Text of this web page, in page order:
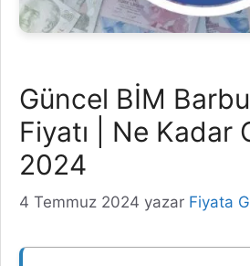
Güncel BİM
Fiyatı | Ne Kadar
2024
4 Temmuz 2024 yazar Fiyata